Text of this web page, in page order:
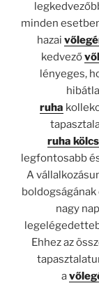
minden
hazai
kedvező
lényeges,
ruha
ruha
legfontosabb
A
boldogságának
nagy
Ehhez az
a